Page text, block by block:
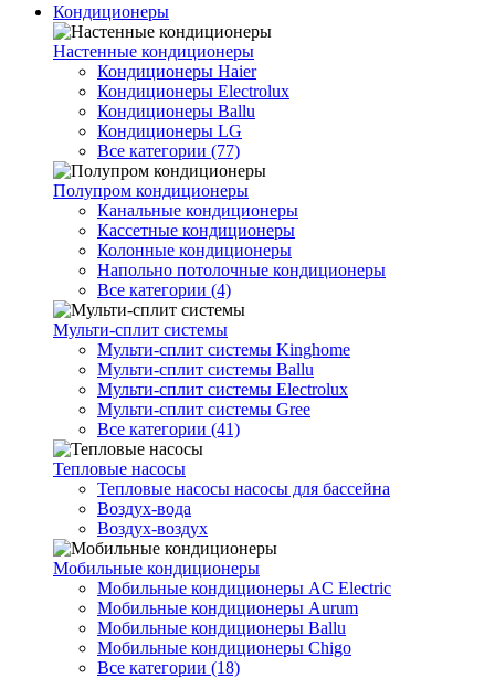
Кондиционеры
Настенные кондиционеры
Кондиционеры Haier
Кондиционеры Electrolux
Кондиционеры Ballu
Кондиционеры LG
Все категории (77)
Полупром кондиционеры
Канальные кондиционеры
Кассетные кондиционеры
Колонные кондиционеры
Напольно потолочные кондиционеры
Все категории (4)
Мульти-сплит системы
Мульти-сплит системы Kinghome
Мульти-сплит системы Ballu
Мульти-сплит системы Electrolux
Мульти-сплит системы Gree
Все категории (41)
Тепловые насосы
Тепловые насосы насосы для бассейна
Воздух-вода
Воздух-воздух
Мобильные кондиционеры
Мобильные кондиционеры AC Electric
Мобильные кондиционеры Aurum
Мобильные кондиционеры Ballu
Мобильные кондиционеры Chigo
Все категории (18)